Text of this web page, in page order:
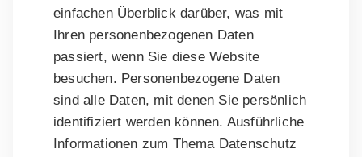
einfachen Überblick darüber, was mit
Ihren personenbezogenen Daten
passiert, wenn Sie diese Website
besuchen. Personenbezogene Daten
sind alle Daten, mit denen Sie persönlich
identifiziert werden können. Ausführliche
Informationen zum Thema Datenschutz